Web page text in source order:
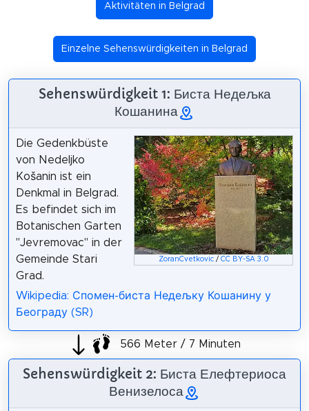
Aktivitäten in Belgrad
Einzelne Sehenswürdigkeiten in Belgrad
Sehenswürdigkeit 1: Биста Недељка
Кошанина
ZoranCvetkovic/ CC BY-SA 3.0
Die Gedenkbüste
von Nedeljko
Košanin ist ein
Denkmal in Belgrad.
Es befindet sich im
Botanischen Garten
"Jevremovac" in der
Gemeinde Stari
Grad.
Wikipedia: Спомен-биста Недељку Кошанину у
Београду (SR)
566 Meter / 7 Minuten
Sehenswürdigkeit 2: Биста Елефтериоса
Венизелоса